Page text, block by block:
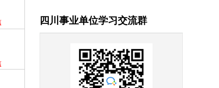
四川事业单位学习交流群